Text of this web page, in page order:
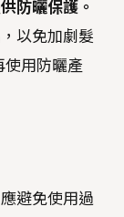
防曬保護。
以免加劇髮
使用防曬產
避免使用過